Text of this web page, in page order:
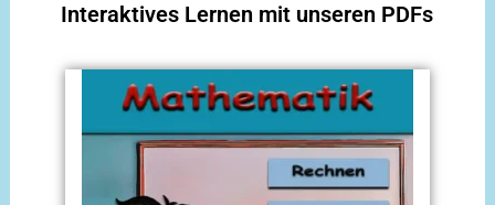
Interaktives Lernen mit unseren PDFs